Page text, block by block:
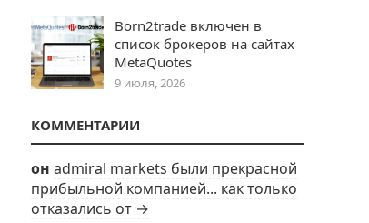
Born2trade включен в
список брокеров на сайтах
MetaQuotes
9 июля, 2026
КОММЕНТАРИИ
он admiral markets были прекрасной
прибыльной компанией... как только
отказались от →